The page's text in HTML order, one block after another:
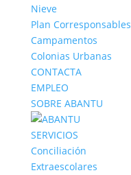
Nieve
Plan Corresponsables
Campamentos
Colonias Urbanas
CONTACTA
EMPLEO
SOBRE ABANTU
SERVICIOS
Conciliación
Extraescolares